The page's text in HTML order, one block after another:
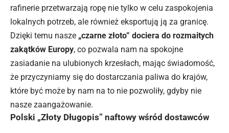
rafinerie przetwarzają ropę nie tylko w celu zaspokojenia
lokalnych potrzeb, ale również eksportują ją za granicę.
Dzięki temu nasze „czarne złoto” dociera do rozmaitych
zakątków Europy, co pozwala nam na spokojne
zasiadanie na ulubionych krzesłach, mając świadomość,
że przyczyniamy się do dostarczania paliwa do krajów,
które być może by nam na to nie pozwoliły, gdyby nie
nasze zaangażowanie.
Polski „Złoty Długopis” naftowy wśród dostawców